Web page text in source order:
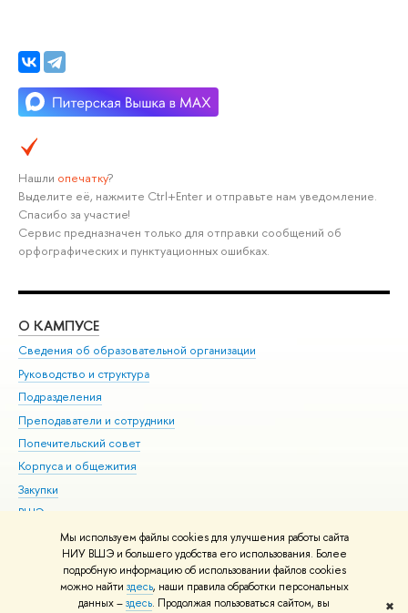
Мы используем файлы cookies для улучшения работы сайта
НИУ ВШЭ и большего удобства его использования. Более
подробную информацию об использовании файлов cookies
можно найти здесь, наши правила обработки персональных
данных –здесь. Продолжая пользоваться сайтом, вы
✖
Нашли опечатку?
Выделите её, нажмите Ctrl+Enter и отправьте нам уведомление.
Спасибо за участие!
Сервис предназначен только для отправки сообщений об
орфографических и пунктуационных ошибках.
О КАМПУСЕ
Сведения об образовательной организации
Руководство и структура
Подразделения
Преподаватели и сотрудники
Попечительский совет
Корпуса и общежития
Закупки
ВШЭ для студентов с ограниченными возможностями
здоровья и инвалидностью
Версия для слабовидящих
Единая платежная страница